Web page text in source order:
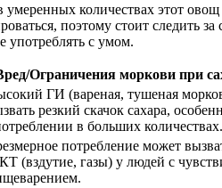
умеренных количествах этот овощ
поэтому стоит следить за
употреблять с умом.
Ограничения моркови при
ГИ (вареная, тушеная
резкий скачок сахара,
в больших количествах.
потребление может
(вздутие, газы) у людей с